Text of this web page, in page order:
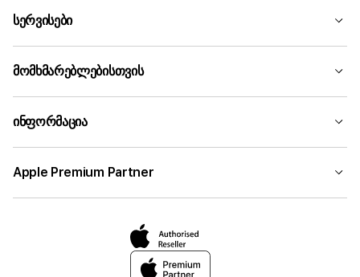
სერვისები
მომხმარებლებისთვის
ინფორმაცია
Apple Premium Partner